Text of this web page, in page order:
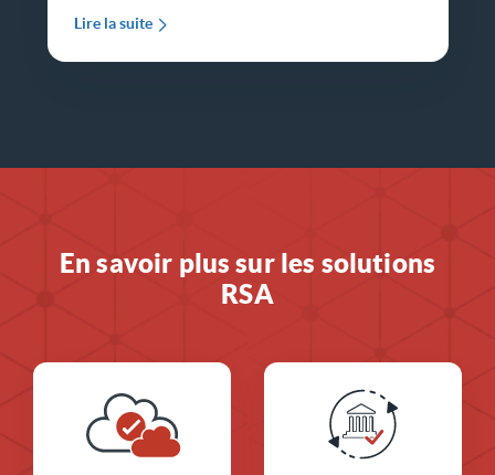
Lire la suite
En savoir plus sur les solutions
RSA